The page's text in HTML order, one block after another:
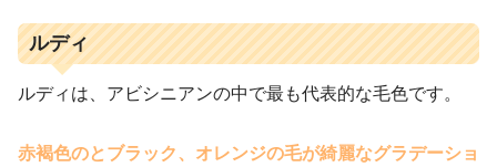
ルディ
ルディは、アビシニアンの中で最も代表的な毛色です。
赤褐色のとブラック、オレンジの毛が綺麗なグラデーショ